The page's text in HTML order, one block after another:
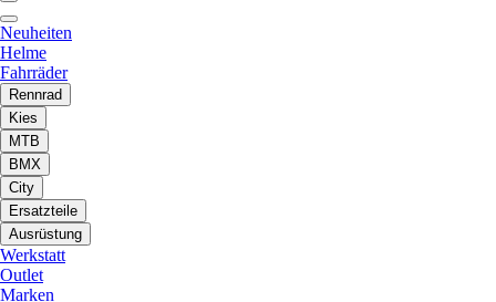
Neuheiten
Helme
Fahrräder
Rennrad
Kies
MTB
BMX
City
Ersatzteile
Ausrüstung
Werkstatt
Outlet
Marken